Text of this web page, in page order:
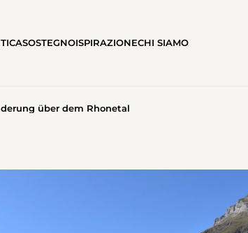
SOSTEGNOISPIRAZIONECHI SIAMO
über dem Rhonetal